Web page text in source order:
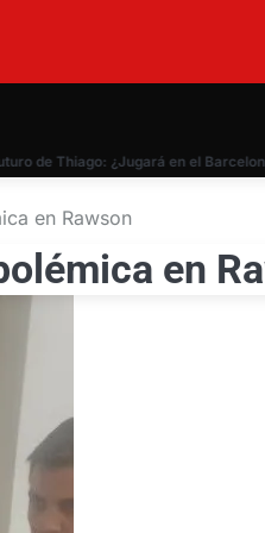
Thiago: ¿Jugará en el Barcelona?
en Rawson
en